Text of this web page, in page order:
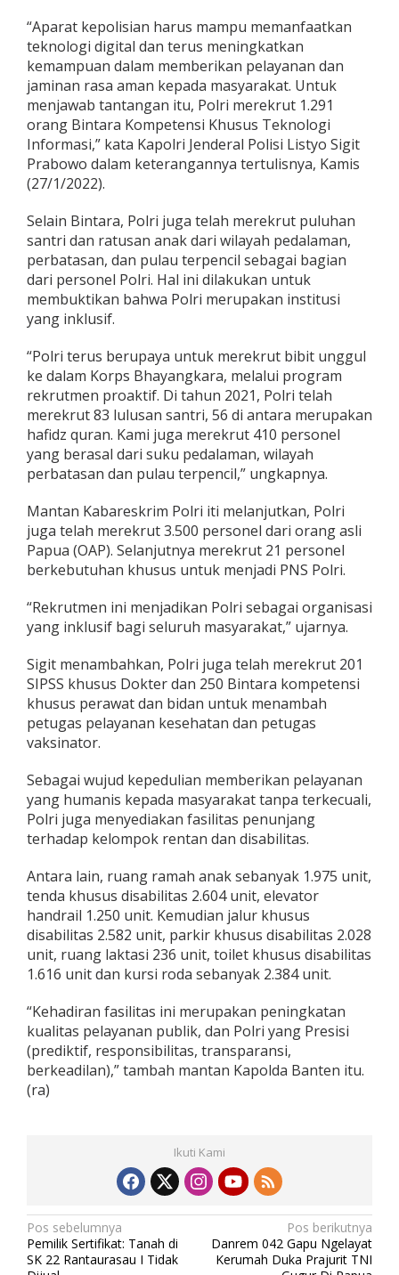
P
o
r
i
R
e
k
r
u
2
9
1
B
r
a
B
e
b
a
s
s
T
I
“Aparat kepolisian harus mampu memanfaatkan
teknologi digital dan terus meningkatkan
kemampuan dalam memberikan pelayanan dan
jaminan rasa aman kepada masyarakat. Untuk
menjawab tantangan itu, Polri merekrut 1.291
orang Bintara Kompetensi Khusus Teknologi
Informasi,” kata Kapolri Jenderal Polisi Listyo Sigit
Prabowo dalam keterangannya tertulisnya, Kamis
(27/1/2022).
Selain Bintara, Polri juga telah merekrut puluhan
santri dan ratusan anak dari wilayah pedalaman,
perbatasan, dan pulau terpencil sebagai bagian
dari personel Polri. Hal ini dilakukan untuk
membuktikan bahwa Polri merupakan institusi
yang inklusif.
“Polri terus berupaya untuk merekrut bibit unggul
ke dalam Korps Bhayangkara, melalui program
rekrutmen proaktif. Di tahun 2021, Polri telah
merekrut 83 lulusan santri, 56 di antara merupakan
hafidz quran. Kami juga merekrut 410 personel
yang berasal dari suku pedalaman, wilayah
perbatasan dan pulau terpencil,” ungkapnya.
Mantan Kabareskrim Polri iti melanjutkan, Polri
juga telah merekrut 3.500 personel dari orang asli
Papua (OAP). Selanjutnya merekrut 21 personel
berkebutuhan khusus untuk menjadi PNS Polri.
“Rekrutmen ini menjadikan Polri sebagai organisasi
yang inklusif bagi seluruh masyarakat,” ujarnya.
Sigit menambahkan, Polri juga telah merekrut 201
SIPSS khusus Dokter dan 250 Bintara kompetensi
khusus perawat dan bidan untuk menambah
petugas pelayanan kesehatan dan petugas
vaksinator.
Sebagai wujud kepedulian memberikan pelayanan
yang humanis kepada masyarakat tanpa terkecuali,
Polri juga menyediakan fasilitas penunjang
terhadap kelompok rentan dan disabilitas.
Antara lain, ruang ramah anak sebanyak 1.975 unit,
tenda khusus disabilitas 2.604 unit, elevator
handrail 1.250 unit. Kemudian jalur khusus
disabilitas 2.582 unit, parkir khusus disabilitas 2.028
unit, ruang laktasi 236 unit, toilet khusus disabilitas
1.616 unit dan kursi roda sebanyak 2.384 unit.
“Kehadiran fasilitas ini merupakan peningkatan
kualitas pelayanan publik, dan Polri yang Presisi
(prediktif, responsibilitas, transparansi,
berkeadilan),” tambah mantan Kapolda Banten itu.
(ra)
Ikuti Kami
N
a
Pos sebelumnya
Pemilik Sertifikat: Tanah di
SK 22 Rantaurasau I Tidak
Pos berikutnya
Danrem 042 Gapu Ngelayat
Kerumah Duka Prajurit TNI